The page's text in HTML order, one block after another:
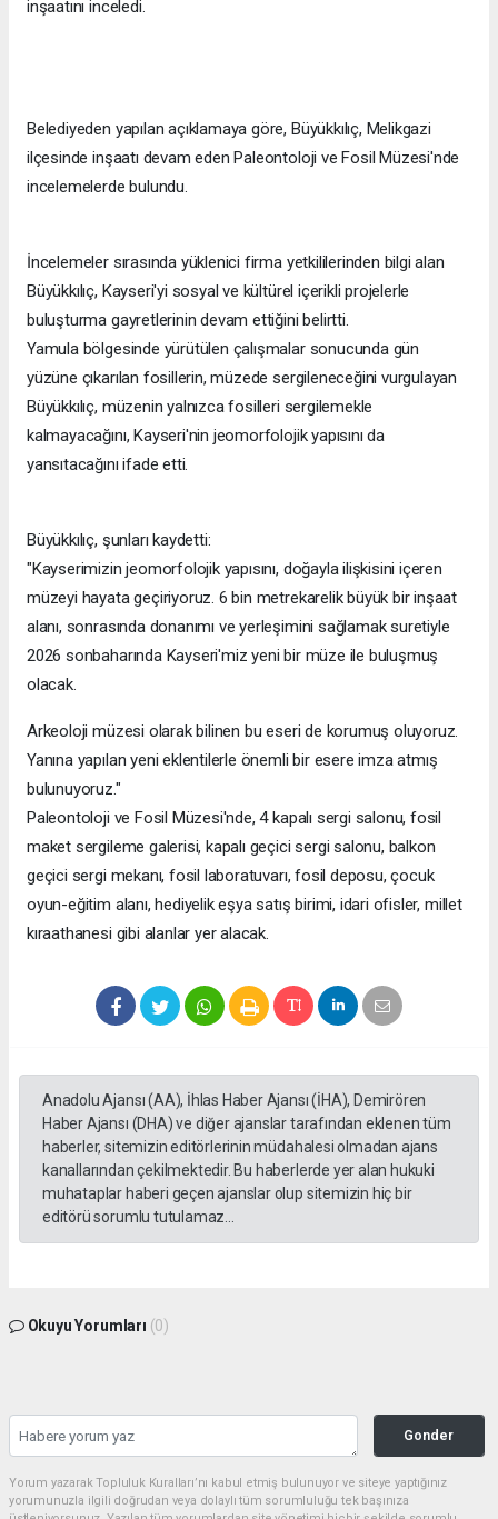
inşaatını inceledi.
Belediyeden yapılan açıklamaya göre, Büyükkılıç, Melikgazi
ilçesinde inşaatı devam eden Paleontoloji ve Fosil Müzesi'nde
incelemelerde bulundu.
İncelemeler sırasında yüklenici firma yetkililerinden bilgi alan
Büyükkılıç, Kayseri'yi sosyal ve kültürel içerikli projelerle
buluşturma gayretlerinin devam ettiğini belirtti.
Yamula bölgesinde yürütülen çalışmalar sonucunda gün
yüzüne çıkarılan fosillerin, müzede sergileneceğini vurgulayan
Büyükkılıç, müzenin yalnızca fosilleri sergilemekle
kalmayacağını, Kayseri'nin jeomorfolojik yapısını da
yansıtacağını ifade etti.
Büyükkılıç, şunları kaydetti:
"Kayserimizin jeomorfolojik yapısını, doğayla ilişkisini içeren
müzeyi hayata geçiriyoruz. 6 bin metrekarelik büyük bir inşaat
alanı, sonrasında donanımı ve yerleşimini sağlamak suretiyle
2026 sonbaharında Kayseri'miz yeni bir müze ile buluşmuş
olacak.
Arkeoloji müzesi olarak bilinen bu eseri de korumuş oluyoruz.
Yanına yapılan yeni eklentilerle önemli bir esere imza atmış
bulunuyoruz."
Paleontoloji ve Fosil Müzesi'nde, 4 kapalı sergi salonu, fosil
maket sergileme galerisi, kapalı geçici sergi salonu, balkon
geçici sergi mekanı, fosil laboratuvarı, fosil deposu, çocuk
oyun-eğitim alanı, hediyelik eşya satış birimi, idari ofisler, millet
kıraathanesi gibi alanlar yer alacak.
Anadolu Ajansı (AA), İhlas Haber Ajansı (İHA), Demirören
Haber Ajansı (DHA) ve diğer ajanslar tarafından eklenen tüm
haberler, sitemizin editörlerinin müdahalesi olmadan ajans
kanallarından çekilmektedir. Bu haberlerde yer alan hukuki
muhataplar haberi geçen ajanslar olup sitemizin hiç bir
editörü sorumlu tutulamaz...
Okuyu Yorumları (0)
Gonder
Yorum yazarak Topluluk Kuralları’nı kabul etmiş bulunuyor ve siteye yaptığınız
yorumunuzla ilgili doğrudan veya dolaylı tüm sorumluluğu tek başınıza